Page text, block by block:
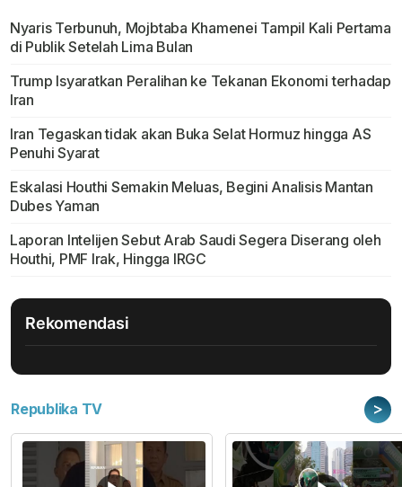
Nyaris Terbunuh, Mojbtaba Khamenei Tampil Kali Pertama
di Publik Setelah Lima Bulan
Trump Isyaratkan Peralihan ke Tekanan Ekonomi terhadap
Iran
Iran Tegaskan tidak akan Buka Selat Hormuz hingga AS
Penuhi Syarat
Eskalasi Houthi Semakin Meluas, Begini Analisis Mantan
Dubes Yaman
Laporan Intelijen Sebut Arab Saudi Segera Diserang oleh
Houthi, PMF Irak, Hingga IRGC
Rekomendasi
Republika TV >